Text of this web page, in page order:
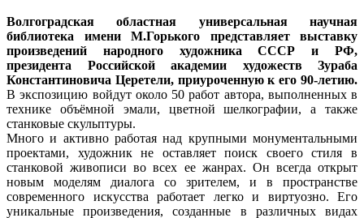
Волгоградская областная универсальная научная
библиотека имени М.Горького представляет выставку
произведений народного художника СССР и РФ,
президента Российской академии художеств Зураба
Константиновича Церетели, приуроченную к его 90-летию.
В экспозицию войдут около 50 работ автора, выполненных в
технике объёмной эмали, цветной шелкографии, а также
станковые скульптуры.
Много и активно работая над крупными монументальными
проектами, художник не оставляет поиск своего стиля в
станковой живописи во всех ее жанрах. Он всегда открыт
новым моделям диалога со зрителем, и в пространстве
современного искусства работает легко и виртуозно. Его
уникальные произведения, созданные в различных видах